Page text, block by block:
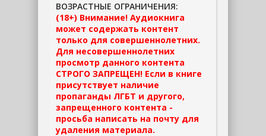
ВОЗРАСТНЫЕ ОГРАНИЧЕНИЯ:
(18+) Внимание! Аудиокнига
может содержать контент
только для совершеннолетних.
Для несовершеннолетних
просмотр данного контента
СТРОГО ЗАПРЕЩЕН! Если в книге
присутствует наличие
пропаганды ЛГБТ и другого,
запрещенного контента -
просьба написать на почту для
удаления материала.